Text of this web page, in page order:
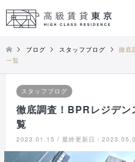
ブログ スタッフブログ
徹底
一覧
スタッフブログ
徹底調査！BPRレジデ
覧
2023.01.15 / 最終更新日：